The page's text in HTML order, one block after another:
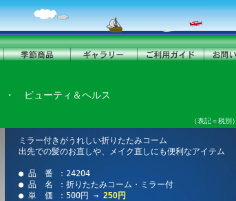
・ ビューティ＆ヘルス
（表記＝税別）
ミラー付きがうれしい折りたたみコーム
出先での髪のお直しや、メイク直しにも便利なアイテム
● 品 番 ：24204
● 品 名 ：折りたたみコーム・ミラー付
● 単 価 ：500円 → 250円